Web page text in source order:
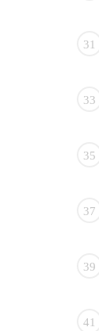
31
33
35
37
39
41